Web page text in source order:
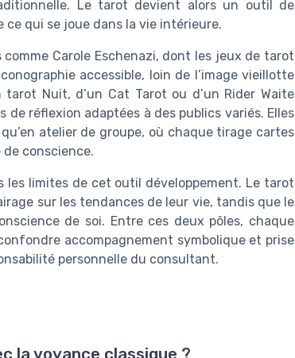
Le tarot devient alors un outil de
qui se joue dans la vie intérieure.
Carole Eschenazi, dont les jeux de tarot
accessible, loin de l’image vieillotte
tarot Nuit, d’un Cat Tarot ou d’un Rider Waite
réflexion adaptées à des publics variés. Elles
atelier de groupe, où chaque tirage cartes
conscience.
limites de cet outil développement. Le tarot
sur les tendances de leur vie, tandis que le
de soi. Entre ces deux pôles, chaque
accompagnement symbolique et prise
personnelle du consultant.
la voyance classique ?